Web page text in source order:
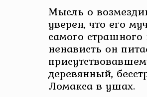
Мысль о
уверен, что его
самого
ненависть он
деревянный,
Ломакса в ушах.